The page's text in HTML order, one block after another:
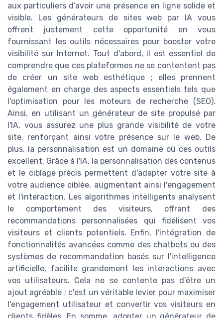
aux particuliers d’avoir une présence en ligne solide et
visible. Les générateurs de sites web par IA vous
offrent justement cette opportunité en vous
fournissant les outils nécessaires pour booster votre
visibilité sur Internet. Tout d'abord, il est essentiel de
comprendre que ces plateformes ne se contentent pas
de créer un site web esthétique ; elles prennent
également en charge des aspects essentiels tels que
l'optimisation pour les moteurs de recherche (SEO).
Ainsi, en utilisant un générateur de site propulsé par
l'IA, vous assurez une plus grande visibilité de votre
site, renforçant ainsi votre présence sur le web. De
plus, la personnalisation est un domaine où ces outils
excellent. Grâce à l'IA, la personnalisation des contenus
et le ciblage précis permettent d'adapter votre site à
votre audience ciblée, augmentant ainsi l'engagement
et l'interaction. Les algorithmes intelligents analysent
le comportement des visiteurs, offrant des
recommandations personnalisées qui fidélisent vos
visiteurs et clients potentiels. Enfin, l'intégration de
fonctionnalités avancées comme des chatbots ou des
systèmes de recommandation basés sur l'intelligence
artificielle, facilite grandement les interactions avec
vos utilisateurs. Cela ne se contente pas d'être un
ajout agréable ; c'est un véritable levier pour maximiser
l'engagement utilisateur et convertir vos visiteurs en